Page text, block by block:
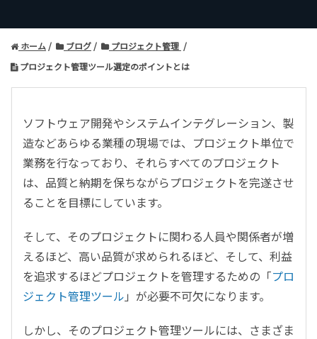
ホーム ブログ
プロジェクト管理
プロジェクト管理ツール選定のポイントとは
ソフトウェア開発やシステムインテグレーション、製
造などあらゆる業種の現場では、プロジェクト単位で
業務を行なっており、それらすべてのプロジェクト
は、品質と納期を保ちながらプロジェクトを完遂させ
ることを目標にしています。
そして、そのプロジェクトに関わる人員や関係者が増
えるほど、高い品質が求められるほど、そして、利益
を追求するほどプロジェクトを管理するための「プロ
ジェクト管理ツール 」が必要不可欠になります。
しかし、そのプロジェクト管理ツールには、さまざま